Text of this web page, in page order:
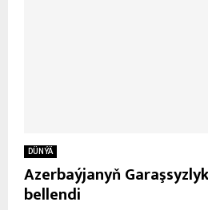
DÜNÝÄ
Azerbaýjanyň
bellendi